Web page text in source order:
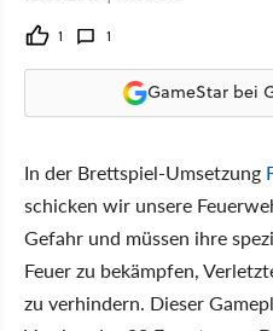
1 1
GameStar bei
In der Brettspiel-Umsetzung
schicken wir unsere
Gefahr und müssen ihre
Feuer zu bekämpfen,
zu verhindern. Dieser